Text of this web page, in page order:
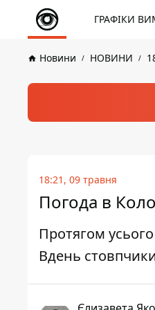
ГРАФІКИ
Новини НОВИНИ
18:21, 09 травня
Погода в
Протягом
Вдень